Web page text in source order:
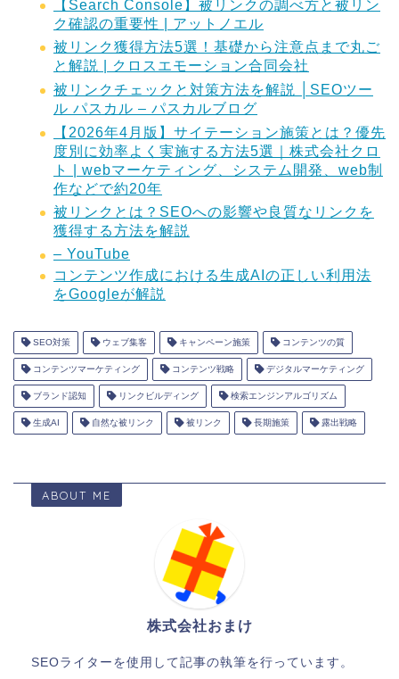
【Search Console】被リンクの調べ方と被リン
ク確認の重要性 | アットノエル
被リンク獲得方法5選！基礎から注意点まで丸ご
と解説 | クロスエモーション合同会社
被リンクチェックと対策方法を解説 │SEOツー
ル パスカル – パスカルブログ
【2026年4月版】サイテーション施策とは？優先
度別に効率よく実施する方法5選｜株式会社クロ
ト | webマーケティング、システム開発、web制
作などで約20年
被リンクとは？SEOへの影響や良質なリンクを
獲得する方法を解説
– YouTube
コンテンツ作成における生成AIの正しい利用法
をGoogleが解説
SEO対策 ウェブ集客 キャンペーン施策 コンテンツの質
コンテンツマーケティング コンテンツ戦略 デジタルマーケティング
ブランド認知 リンクビルディング 検索エンジンアルゴリズム
生成AI 自然な被リンク 被リンク 長期施策 露出戦略
ABOUT ME
株式会社おまけ
SEOライターを使用して記事の執筆を行っています。